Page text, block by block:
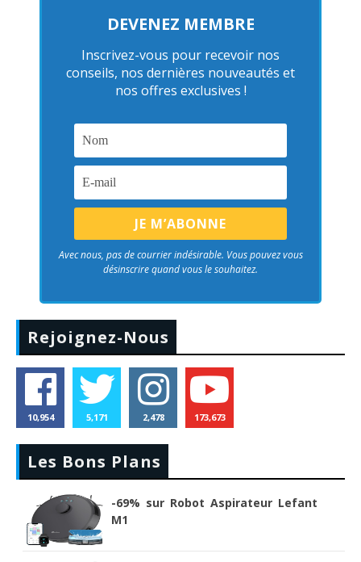
DEVENEZ MEMBRE
Inscrivez-vous pour recevoir nos
conseils, nos dernières nouveautés et
nos offres exclusives !
Avec nous, pas de courrier indésirable. Vous pouvez vous
désinscrire quand vous le souhaitez.
Rejoignez-Nous
10,954 5,171 2,478 173,673
Les Bons Plans
-69% sur Robot Aspirateur Lefant
M1